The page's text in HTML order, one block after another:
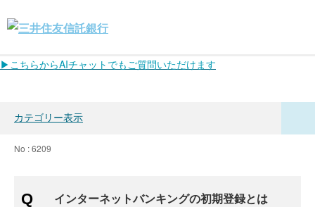
▶こちらからAIチャットでもご質問いただけます
カテゴリー表示
No : 6209
インターネットバンキングの初期登録とは